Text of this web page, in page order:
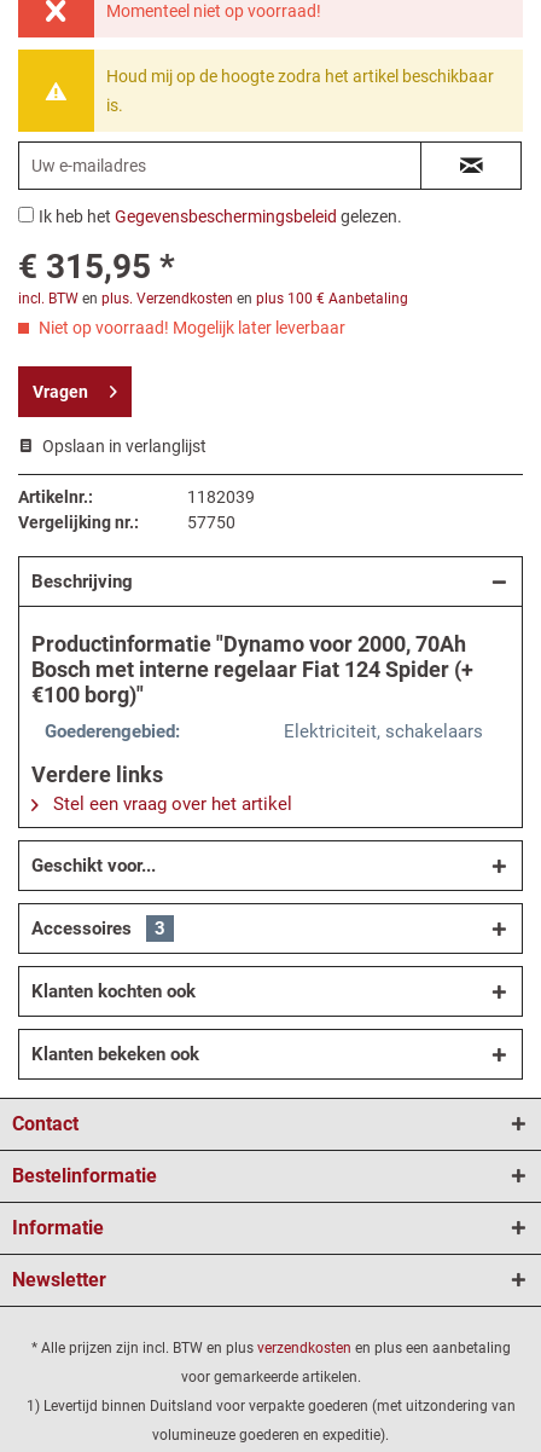
Momenteel niet op voorraad!
Houd mij op de hoogte zodra het artikel beschikbaar
is.
Ik heb het Gegevensbeschermingsbeleid gelezen.
€ 315,95 *
incl. BTW en plus. Verzendkosten en plus 100 € Aanbetaling
Niet op voorraad! Mogelijk later leverbaar
Vragen
Opslaan in verlanglijst
Artikelnr.:
1182039
Vergelijking nr.:
57750
Beschrijving
Productinformatie "Dynamo voor 2000, 70Ah
Bosch met interne regelaar Fiat 124 Spider (+
€100 borg)"
Goederengebied: Elektriciteit, schakelaars
Verdere links
Stel een vraag over het artikel
Geschikt voor...
Accessoires 3
Klanten kochten ook
Klanten bekeken ook
Contact
Bestelinformatie
Informatie
Newsletter
* Alle prijzen zijn incl. BTW en plus verzendkosten en plus een aanbetaling
voor gemarkeerde artikelen.
1) Levertijd binnen Duitsland voor verpakte goederen (met uitzondering van
volumineuze goederen en expeditie).